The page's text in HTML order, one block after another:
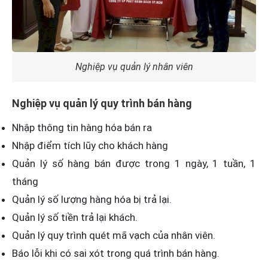
Nghiệp vụ quản lý nhân viên
Nghiệp vụ quản lý quy trình bán hàng
Nhập thông tin hàng hóa bán ra
Nhập điểm tích lũy cho khách hàng
Quản lý số hàng bán được trong 1 ngày, 1 tuần, 1
tháng
Quản lý số lượng hàng hóa bị trả lại.
Quản lý số tiền trả lại khách.
Quản lý quy trình quét mã vạch của nhân viên.
Báo lỗi khi có sai xót trong quá trình bán hàng.